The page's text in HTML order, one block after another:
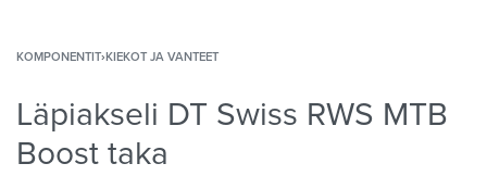
KOMPONENTIT› KIEKOT JA VANTEET
Läpiakseli DT Swiss RWS MTB
Boost taka